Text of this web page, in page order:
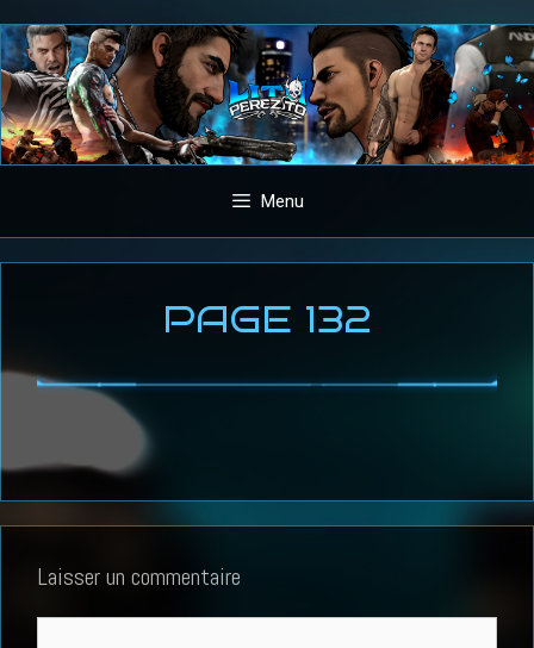
Aller
au
contenu
Menu
PAGE 132
Laisser un commentaire